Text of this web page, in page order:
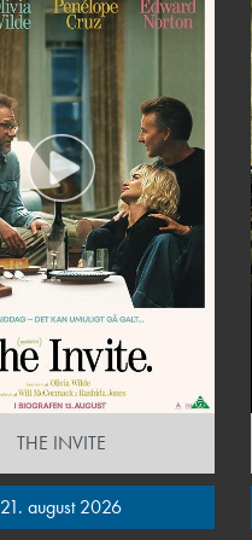
THE INVITE
21. august 2026